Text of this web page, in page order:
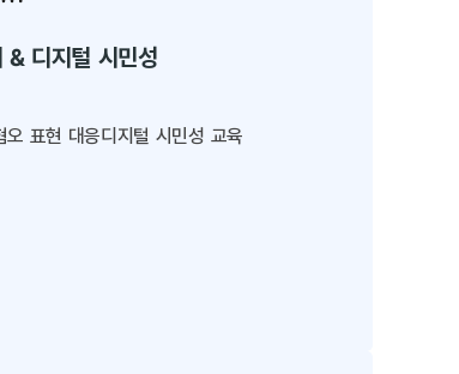
& 디지털 시민성
표현 대응디지털 시민성 교육